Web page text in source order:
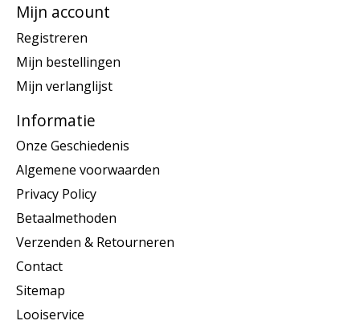
Mijn account
Registreren
Mijn bestellingen
Mijn verlanglijst
Informatie
Onze Geschiedenis
Algemene voorwaarden
Privacy Policy
Betaalmethoden
Verzenden & Retourneren
Contact
Sitemap
Looiservice